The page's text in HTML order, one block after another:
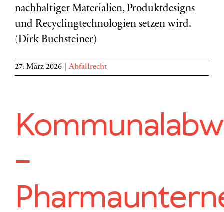
nachhaltiger Materialien, Produktdesigns
und Recyclingtechnologien setzen wird.
(Dirk Buchsteiner)
27. März 2026 Abfallrecht
–